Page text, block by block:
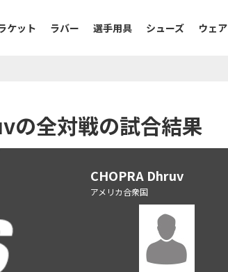
ケット ラバー 選手用具 シューズ ウェア
の全対戦の試合結果
CHOPRA Dhruv
アメリカ合衆国